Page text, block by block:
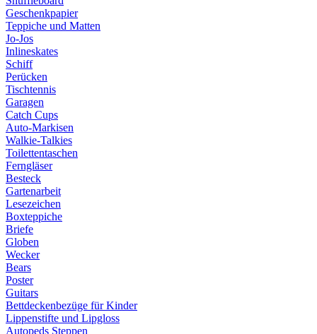
Geschenkpapier
Teppiche und Matten
Jo-Jos
Inlineskates
Schiff
Perücken
Tischtennis
Garagen
Catch Cups
Auto-Markisen
Walkie-Talkies
Toilettentaschen
Ferngläser
Besteck
Gartenarbeit
Lesezeichen
Boxteppiche
Briefe
Globen
Wecker
Bears
Poster
Guitars
Bettdeckenbezüge für Kinder
Lippenstifte und Lipgloss
Autopeds Steppen